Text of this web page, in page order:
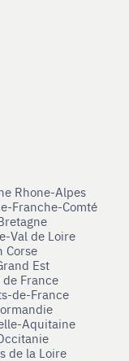
Rhone-Alpes
Franche-Comté
Val de Loire
Corse
Est
France
de-France
Aquitaine
de la Loire